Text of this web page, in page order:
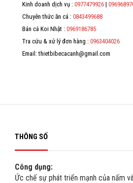
Kinh doanh dịch vụ : 0977479926 |
Chuyên thức ăn cá : 0843499688
Bán cá Koi Nhật : 0969186785
Tra cứu & xử lý đơn hàng : 0963404026
Email: thietbibecacanh@gmail.com
THÔNG SỐ
Công dụng:
Ức chế sự phát triển mạnh của nấm